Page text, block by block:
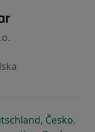
- Hlavní stránka
záložce
v nové záložce
se otevře v
, Českose
,